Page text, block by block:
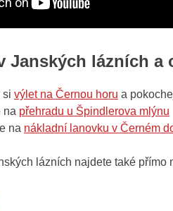
Janských lázních a
si výlet na Černou horu a
na přehradu u Špindlerova mlýnu
na nákladní lanovku v Černém
lázních najdete také přímo